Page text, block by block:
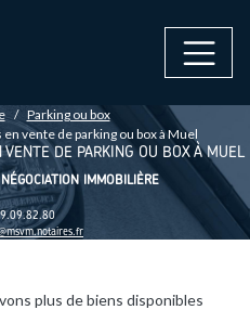
Parking ou box
vente de parking ou box à Muel
DE PARKING OU BOX À MUEL
IMMOBILIÈRE
plus de biens disponibles